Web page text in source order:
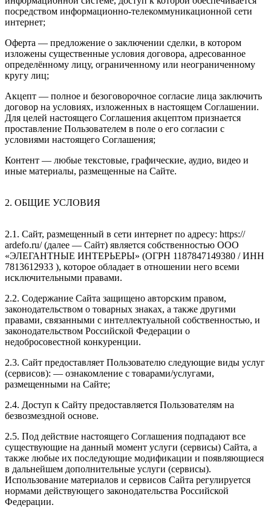
посредством информационно-телекоммуникационной сети
интернет;
Оферта — предложение о заключении сделки, в котором
изложены существенные условия договора, адресованное
определённому лицу, ограниченному или неограниченному
кругу лиц;
Акцепт — полное и безоговорочное согласие лица заключить
договор на условиях, изложенных в настоящем Соглашении.
Для целей настоящего Соглашения акцептом признается
проставление Пользователем в поле о его согласии с
условиями настоящего Соглашения;
Контент — любые текстовые, графические, аудио, видео и
иные материалы, размещенные на Сайте.
2. ОБЩИЕ УСЛОВИЯ
2.1. Сайт, размещенный в сети интернет по адресу: https://
ardefo.ru/ (далее — Сайт) является собственностью ООО
«ЭЛЕГАНТНЫЕ ИНТЕРЬЕРЫ» (ОГРН 1187847149380 / ИНН
7813612933 ), которое обладает в отношении него всеми
исключительными правами.
2.2. Содержание Сайта защищено авторским правом,
законодательством о товарных знаках, а также другими
правами, связанными с интеллектуальной собственностью, и
законодательством Российской Федерации о
недобросовестной конкуренции.
2.3. Сайт предоставляет Пользователю следующие виды услуг
(сервисов): — ознакомление с товарами/услугами,
размещенными на Сайте;
2.4. Доступ к Сайту предоставляется Пользователям на
безвозмездной основе.
2.5. Под действие настоящего Соглашения подпадают все
существующие на данный момент услуги (сервисы) Сайта, а
также любые их последующие модификации и появляющиеся
в дальнейшем дополнительные услуги (сервисы).
Использование материалов и сервисов Сайта регулируется
нормами действующего законодательства Российской
Федерации.